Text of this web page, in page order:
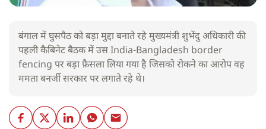
बंगाल में घुसपैठ को बड़ा मुद्दा बनाते रहे मुख्यमंत्री शुभेंदु अधिकारी की
पहली कैबिनेट बैठक में उस India-Bangladesh border
fencing पर बड़ा फ़ैसला लिया गया है जिसको रोकने का आरोप वह
ममता बनर्जी सरकार पर लगाते रहे थे।